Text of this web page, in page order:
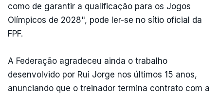
como de garantir a qualificação para os Jogos
Olímpicos de 2028", pode ler-se no sítio oficial da
FPF.
A Federação agradeceu ainda o trabalho
desenvolvido por Rui Jorge nos últimos 15 anos,
anunciando que o treinador termina contrato com a